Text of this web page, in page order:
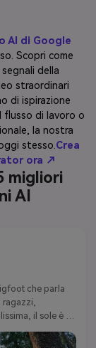
AI di Google
Scopri come
della
straordinari
di ispirazione
flusso di lavoro o
la nostra
stesso.Crea
ora ↗
migliori
AI
che parla
ragazzi,
il sole è
perfetta